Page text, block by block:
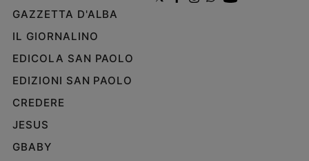
GAZZETTA D'ALBA
IL GIORNALINO
EDICOLA SAN PAOLO
EDIZIONI SAN PAOLO
CREDERE
JESUS
GBABY